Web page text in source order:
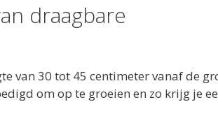
draagbare
van 30 tot 45 centimeter vanaf de
om op te groeien en zo krijg je